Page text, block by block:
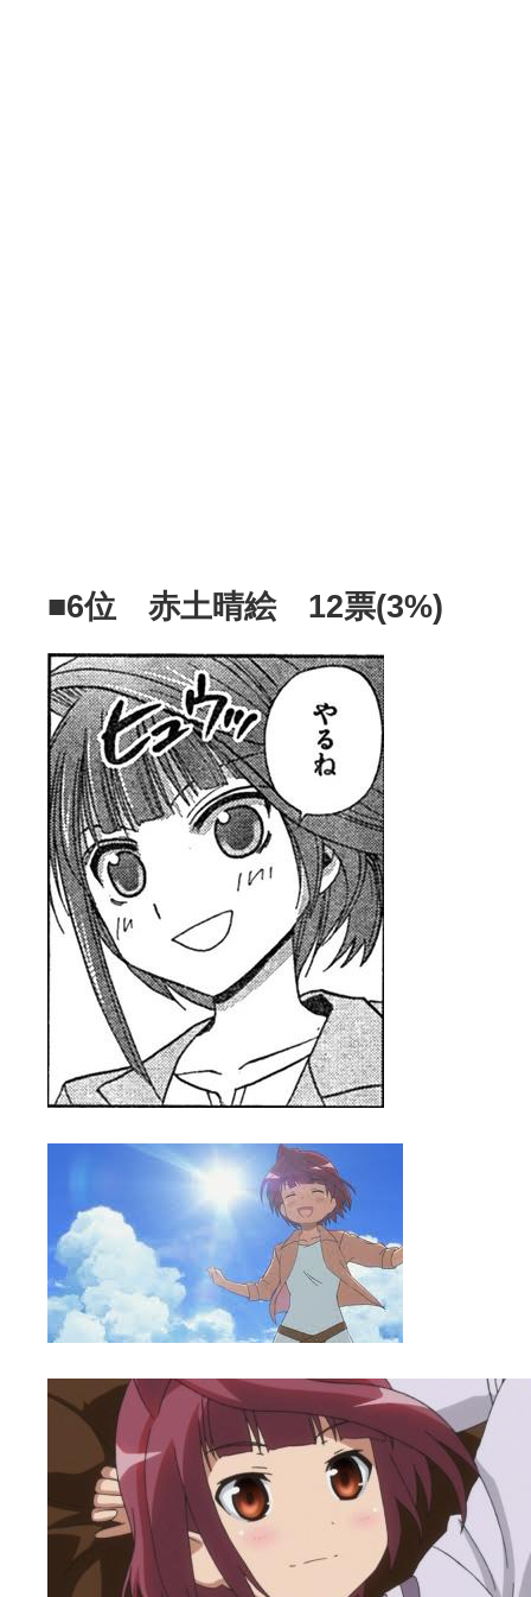
■6位 赤土晴絵 12票(3%)